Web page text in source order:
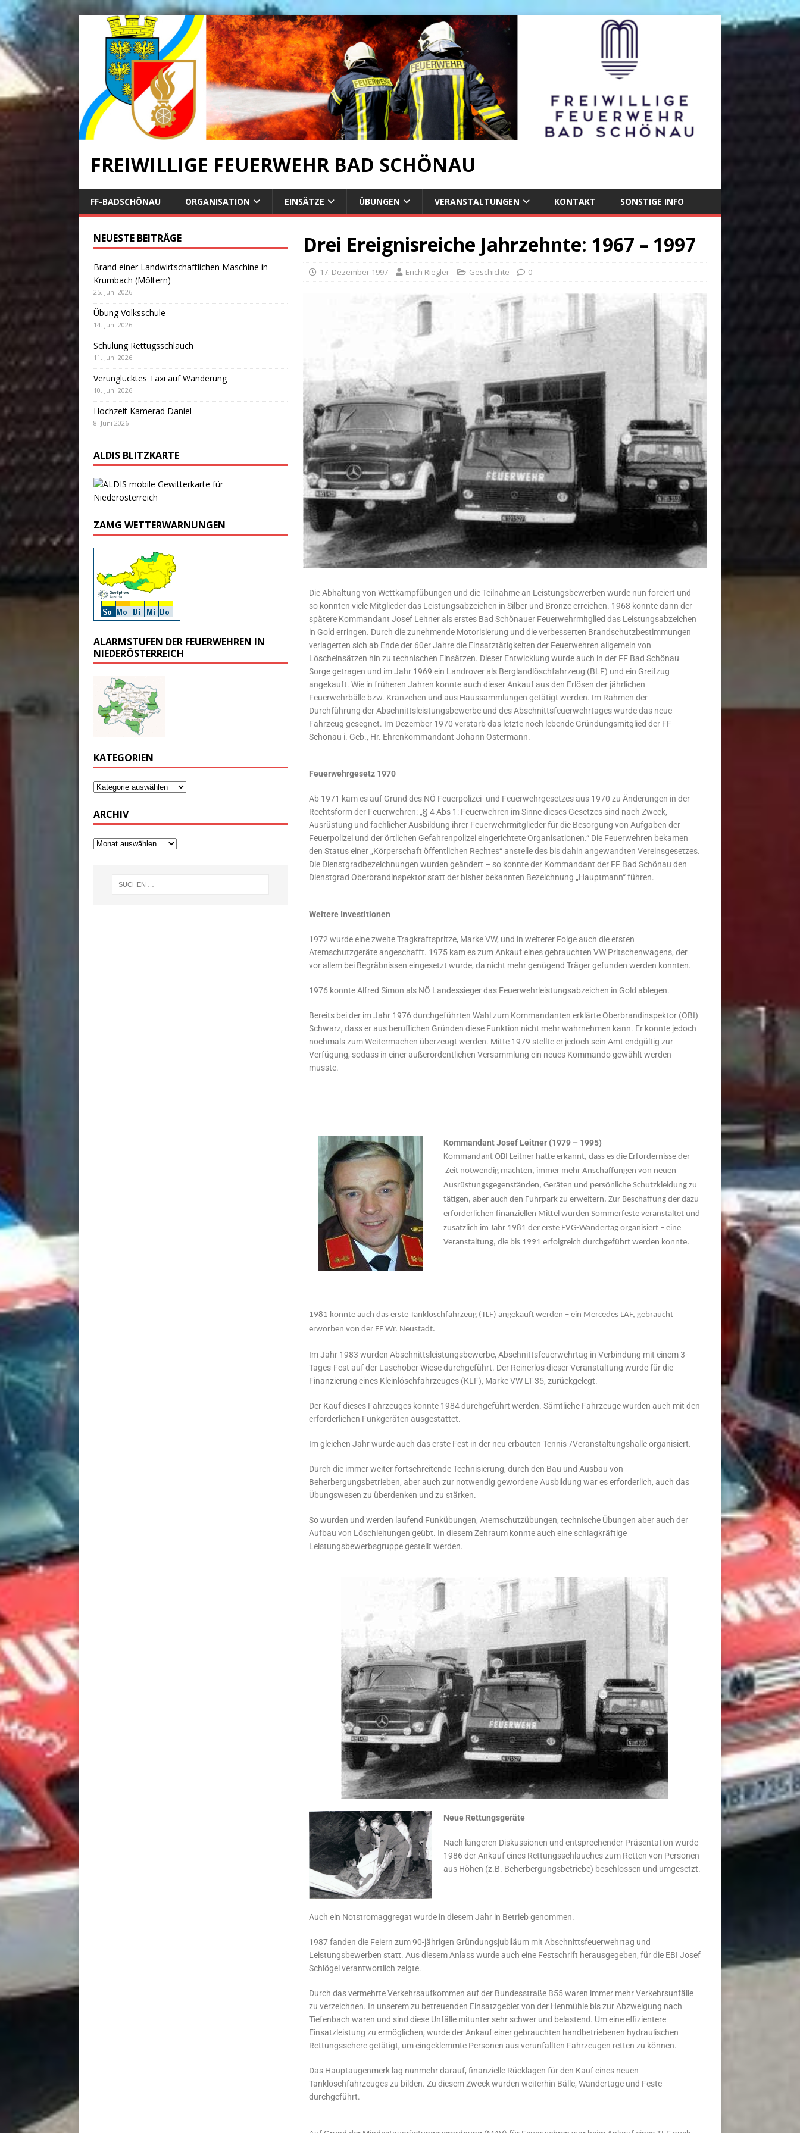
FREIWILLIGE FEUERWEHR BAD SCHÖNAU
FF-BADSCHÖNAU ORGANISATION EINSÄTZE ÜBUNGEN VERANSTALTUNGEN KONTAKT SONSTIGE INFO
Drei Ereignisreiche Jahrzehnte: 1967 – 1997
17. Dezember 1997 Erich Riegler Geschichte 0
Die Abhaltung von Wettkampfübungen und die Teilnahme an Leistungsbewerben wurde nun forciert und
so konnten viele Mitglieder das Leistungsabzeichen in Silber und Bronze erreichen. 1968 konnte dann der
spätere Kommandant Josef Leitner als erstes Bad Schönauer Feuerwehrmitglied das Leistungsabzeichen
in Gold erringen. Durch die zunehmende Motorisierung und die verbesserten Brandschutzbestimmungen
verlagerten sich ab Ende der 60er Jahre die Einsatztätigkeiten der Feuerwehren allgemein von
Löscheinsätzen hin zu technischen Einsätzen. Dieser Entwicklung wurde auch in der FF Bad Schönau
Sorge getragen und im Jahr 1969 ein Landrover als Berglandlöschfahrzeug (BLF) und ein Greifzug
angekauft. Wie in früheren Jahren konnte auch dieser Ankauf aus den Erlösen der jährlichen
Feuerwehrbälle bzw. Kränzchen und aus Haussammlungen getätigt werden. Im Rahmen der
Durchführung der Abschnittsleistungsbewerbe und des Abschnittsfeuerwehrtages wurde das neue
Fahrzeug gesegnet. Im Dezember 1970 verstarb das letzte noch lebende Gründungsmitglied der FF
Schönau i. Geb., Hr. Ehrenkommandant Johann Ostermann.
Feuerwehrgesetz 1970
Ab 1971 kam es auf Grund des NÖ Feuerpolizei- und Feuerwehrgesetzes aus 1970 zu Änderungen in der
Rechtsform der Feuerwehren: „§ 4 Abs 1: Feuerwehren im Sinne dieses Gesetzes sind nach Zweck,
Ausrüstung und fachlicher Ausbildung ihrer Feuerwehrmitglieder für die Besorgung von Aufgaben der
Feuerpolizei und der örtlichen Gefahrenpolizei eingerichtete Organisationen.“ Die Feuerwehren bekamen
den Status einer „Körperschaft öffentlichen Rechtes“ anstelle des bis dahin angewandten Vereinsgesetzes.
Die Dienstgradbezeichnungen wurden geändert – so konnte der Kommandant der FF Bad Schönau den
Dienstgrad Oberbrandinspektor statt der bisher bekannten Bezeichnung „Hauptmann“ führen.
Weitere Investitionen
1972 wurde eine zweite Tragkraftspritze, Marke VW, und in weiterer Folge auch die ersten
Atemschutzgeräte angeschafft. 1975 kam es zum Ankauf eines gebrauchten VW Pritschenwagens, der
vor allem bei Begräbnissen eingesetzt wurde, da nicht mehr genügend Träger gefunden werden konnten.
1976 konnte Alfred Simon als NÖ Landessieger das Feuerwehrleistungsabzeichen in Gold ablegen.
Bereits bei der im Jahr 1976 durchgeführten Wahl zum Kommandanten erklärte Oberbrandinspektor (OBI)
Schwarz, dass er aus beruflichen Gründen diese Funktion nicht mehr wahrnehmen kann. Er konnte jedoch
nochmals zum Weitermachen überzeugt werden. Mitte 1979 stellte er jedoch sein Amt endgültig zur
Verfügung, sodass in einer außerordentlichen Versammlung ein neues Kommando gewählt werden
musste.
Kommandant Josef Leitner (1979 – 1995)
Kommandant OBI Leitner hatte erkannt, dass es die Erfordernisse der
Zeit notwendig machten, immer mehr Anschaffungen von neuen
Ausrüstungsgegenständen, Geräten und persönliche Schutzkleidung zu
tätigen, aber auch den Fuhrpark zu erweitern. Zur Beschaffung der dazu
erforderlichen finanziellen Mittel wurden Sommerfeste veranstaltet und
zusätzlich im Jahr 1981 der erste EVG-Wandertag organisiert – eine
Veranstaltung, die bis 1991 erfolgreich durchgeführt werden konnte.
1981 konnte auch das erste Tanklöschfahrzeug (TLF) angekauft werden – ein Mercedes LAF, gebraucht
erworben von der FF Wr. Neustadt.
Im Jahr 1983 wurden Abschnittsleistungsbewerbe, Abschnittsfeuerwehrtag in Verbindung mit einem 3-
Tages-Fest auf der Laschober Wiese durchgeführt. Der Reinerlös dieser Veranstaltung wurde für die
Finanzierung eines Kleinlöschfahrzeuges (KLF), Marke VW LT 35, zurückgelegt.
Der Kauf dieses Fahrzeuges konnte 1984 durchgeführt werden. Sämtliche Fahrzeuge wurden auch mit den
erforderlichen Funkgeräten ausgestattet.
Im gleichen Jahr wurde auch das erste Fest in der neu erbauten Tennis-/Veranstaltungshalle organisiert.
Durch die immer weiter fortschreitende Technisierung, durch den Bau und Ausbau von
Beherbergungsbetrieben, aber auch zur notwendig gewordene Ausbildung war es erforderlich, auch das
Übungswesen zu überdenken und zu stärken.
So wurden und werden laufend Funkübungen, Atemschutzübungen, technische Übungen aber auch der
Aufbau von Löschleitungen geübt. In diesem Zeitraum konnte auch eine schlagkräftige
Leistungsbewerbsgruppe gestellt werden.
Neue Rettungsgeräte
Nach längeren Diskussionen und entsprechender Präsentation wurde
1986 der Ankauf eines Rettungsschlauches zum Retten von Personen
aus Höhen (z.B. Beherbergungsbetriebe) beschlossen und umgesetzt.
Auch ein Notstromaggregat wurde in diesem Jahr in Betrieb genommen.
1987 fanden die Feiern zum 90-jährigen Gründungsjubiläum mit Abschnittsfeuerwehrtag und
Leistungsbewerben statt. Aus diesem Anlass wurde auch eine Festschrift herausgegeben, für die EBI Josef
Schlögel verantwortlich zeigte.
Durch das vermehrte Verkehrsaufkommen auf der Bundesstraße B55 waren immer mehr Verkehrsunfälle
zu verzeichnen. In unserem zu betreuenden Einsatzgebiet von der Henmühle bis zur Abzweigung nach
Tiefenbach waren und sind diese Unfälle mitunter sehr schwer und belastend. Um eine effizientere
Einsatzleistung zu ermöglichen, wurde der Ankauf einer gebrauchten handbetriebenen hydraulischen
Rettungsschere getätigt, um eingeklemmte Personen aus verunfallten Fahrzeugen retten zu können.
Das Hauptaugenmerk lag nunmehr darauf, finanzielle Rücklagen für den Kauf eines neuen
Tanklöschfahrzeuges zu bilden. Zu diesem Zweck wurden weiterhin Bälle, Wandertage und Feste
durchgeführt.
NEUESTE BEITRÄGE
Brand einer Landwirtschaftlichen Maschine in
Krumbach (Möltern)
25. Juni 2026
Übung Volksschule
14. Juni 2026
Schulung Rettugsschlauch
11. Juni 2026
Verunglücktes Taxi auf Wanderung
10. Juni 2026
Hochzeit Kamerad Daniel
8. Juni 2026
ALDIS BLITZKARTE
ZAMG WETTERWARNUNGEN
ALARMSTUFEN DER FEUERWEHREN IN
NIEDERÖSTERREICH
KATEGORIEN
ARCHIV